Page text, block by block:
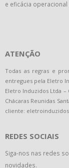
e eficácia
ATENÇÃO
Todas as regras e
entregues pela Eletro
Eletro Induzidos Ltda –
Chácaras Reunidas
cliente:
REDES SOCIAIS
Siga-nos nas redes
novidades.